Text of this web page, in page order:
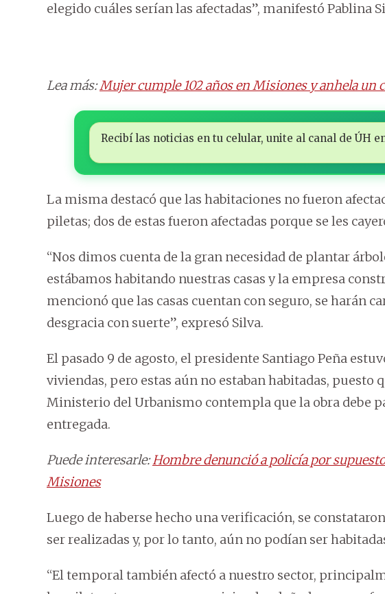
elegido cuáles serían las afectadas”, manifestó Pablina
Lea más:Mujer cumple 102 años en Misiones y anhela un
Recibí las noticias en tu celular, unite al canal de ÚH
La misma destacó que las habitaciones no fueron
piletas; dos de estas fueron afectadas porque se les
“Nos dimos cuenta de la gran necesidad de plantar
estábamos habitando nuestras casas y la empresa
mencionó que las casas cuentan con seguro, se harán
desgracia con suerte”, expresó Silva.
El pasado 9 de agosto, el presidente Santiago Peña
viviendas, pero estas aún no estaban habitadas, puesto
Ministerio del Urbanismo contempla que la obra debe
entregada.
Puede interesarle:Hombre denunció a policía por
Misiones
Luego de haberse hecho una verificación, se
ser realizadas y, por lo tanto, aún no podían ser
“El temporal también afectó a nuestro sector,